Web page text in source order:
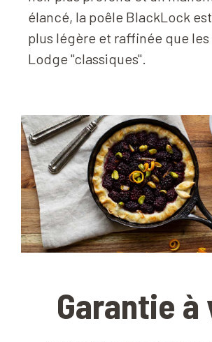
élancé, la poêle BlackLock
plus légère et raffinée que les
Lodge "classiques".
Garantie à